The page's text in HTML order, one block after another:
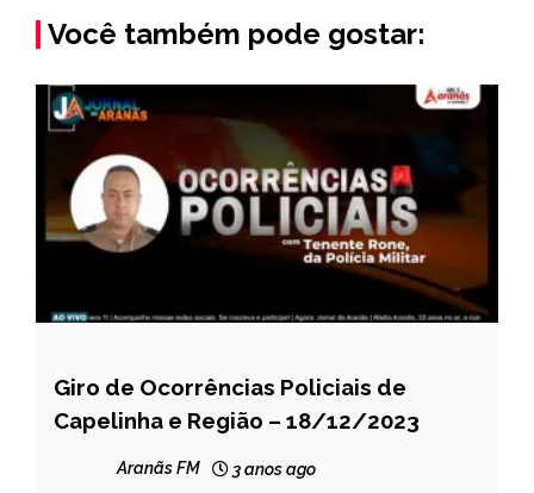
Você também pode gostar:
CAPELINHA
MINAS
Giro de Ocorrências Policiais de
Capelinha e Região – 18/12/2023
Aranãs FM 3 anos ago